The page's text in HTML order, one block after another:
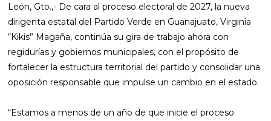
o
2
,
0
2
León, Gto.,- De cara al proceso electoral de 2027, la nueva
dirigenta estatal del Partido Verde en Guanajuato, Virginia
“Kikis” Magaña, continúa su gira de trabajo ahora con
regidurías y gobiernos municipales, con el propósito de
fortalecer la estructura territorial del partido y consolidar una
oposición responsable que impulse un cambio en el estado.
“Estamos a menos de un año de que inicie el proceso